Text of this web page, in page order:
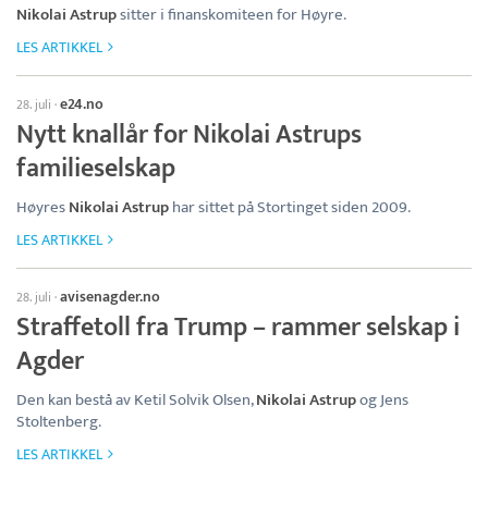
Nikolai Astrupsitter i finanskomiteen for Høyre.
LES ARTIKKEL
28. juli ·e24.no
Nytt knallår for Nikolai Astrups
familieselskap
HøyresNikolai Astruphar sittet på Stortinget siden 2009.
LES ARTIKKEL
28. juli ·avisenagder.no
Straffetoll fra Trump – rammer selskap i
Agder
Den kan bestå av Ketil Solvik Olsen,Nikolai Astrupog Jens
Stoltenberg.
LES ARTIKKEL